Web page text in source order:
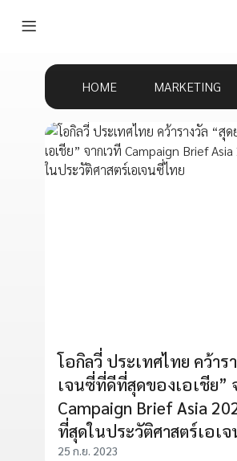
HOME MARKETING
โอกิลวี่ ประเทศไทย คว้าร
เจนซี่ที่ดีที่สุดของเอเชีย”
Campaign Brief Asia
ที่สุดในประวัติศาสตร์เอเ
25 ก.ย. 2023